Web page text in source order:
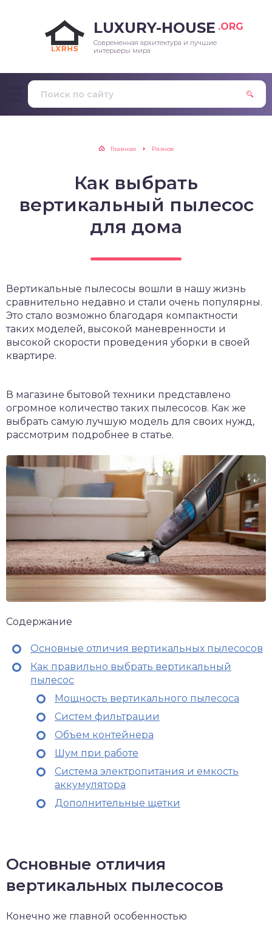
LUXURY-HOUSE .ORG
Современная архитектура и лучшие
интерьеры мира
Главная Разное
Как выбрать
вертикальный пылесос
для дома
Вертикальные пылесосы вошли в нашу жизнь
сравнительно недавно и стали очень популярны.
Это стало возможно благодаря компактности
таких моделей, высокой маневренности и
высокой скорости проведения уборки в своей
квартире.
В магазине бытовой техники представлено
огромное количество таких пылесосов. Как же
выбрать самую лучшую модель для своих нужд,
рассмотрим подробнее в статье.
Содержание
Основные отличия вертикальных пылесосов
Как правильно выбрать вертикальный
пылесос
Мощность вертикального пылесоса
Систем фильтрации
Объем контейнера
Шум при работе
Система электропитания и емкость
аккумулятора
Дополнительные щетки
Основные отличия
вертикальных пылесосов
Конечно же главной особенностью